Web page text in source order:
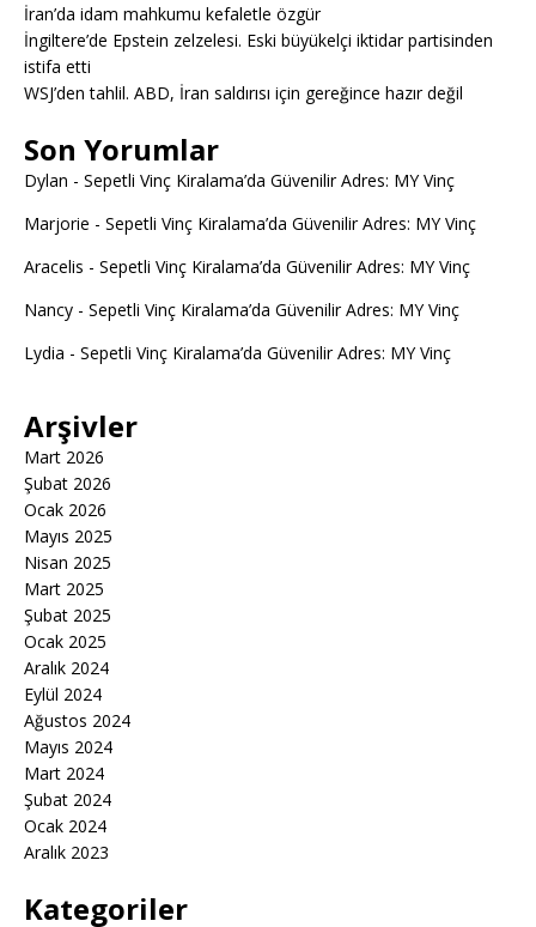
İran’da idam mahkumu kefaletle özgür
İngiltere’de Epstein zelzelesi. Eski büyükelçi iktidar partisinden
istifa etti
WSJ’den tahlil. ABD, İran saldırısı için gereğince hazır değil
Son Yorumlar
Dylan - Sepetli Vinç Kiralama’da Güvenilir Adres: MY Vinç
Marjorie - Sepetli Vinç Kiralama’da Güvenilir Adres: MY Vinç
Aracelis - Sepetli Vinç Kiralama’da Güvenilir Adres: MY Vinç
Nancy - Sepetli Vinç Kiralama’da Güvenilir Adres: MY Vinç
Lydia - Sepetli Vinç Kiralama’da Güvenilir Adres: MY Vinç
Arşivler
Mart 2026
Şubat 2026
Ocak 2026
Mayıs 2025
Nisan 2025
Mart 2025
Şubat 2025
Ocak 2025
Aralık 2024
Eylül 2024
Ağustos 2024
Mayıs 2024
Mart 2024
Şubat 2024
Ocak 2024
Aralık 2023
Kategoriler